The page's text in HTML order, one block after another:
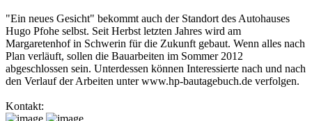
"Ein neues Gesicht" bekommt auch der Standort des Autohauses
Hugo Pfohe selbst. Seit Herbst letzten Jahres wird am
Margaretenhof in Schwerin für die Zukunft gebaut. Wenn alles nach
Plan verläuft, sollen die Bauarbeiten im Sommer 2012
abgeschlossen sein. Unterdessen können Interessierte nach und nach
den Verlauf der Arbeiten unter www.hp-bautagebuch.de verfolgen.
Kontakt: